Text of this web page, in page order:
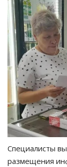
Специалисты
размещения